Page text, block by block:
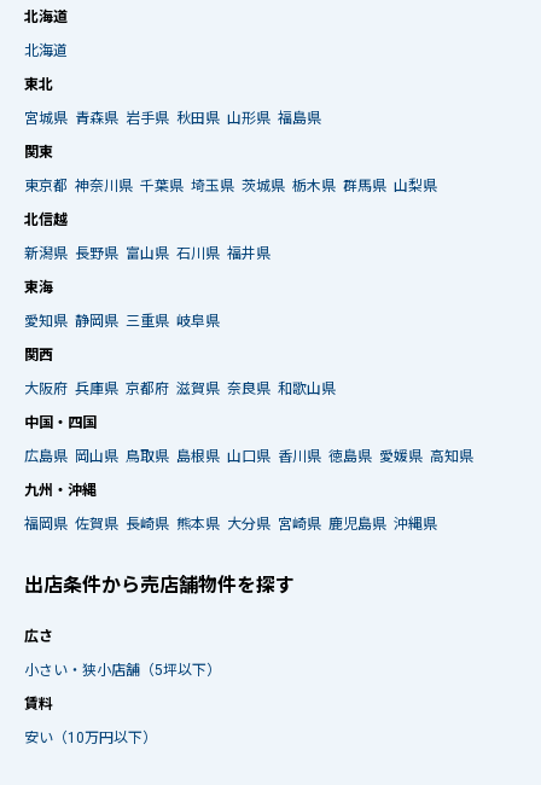
北海道
北海道
東北
宮城県 青森県 岩手県 秋田県 山形県 福島県
関東
東京都 神奈川県 千葉県 埼玉県 茨城県 栃木県 群馬県 山梨県
北信越
新潟県 長野県 富山県 石川県 福井県
東海
愛知県 静岡県 三重県 岐阜県
関西
大阪府 兵庫県 京都府 滋賀県 奈良県 和歌山県
中国・四国
広島県 岡山県 鳥取県 島根県 山口県 香川県 徳島県 愛媛県 高知県
九州・沖縄
福岡県 佐賀県 長崎県 熊本県 大分県 宮崎県 鹿児島県 沖縄県
出店条件から売店舗物件を探す
広さ
小さい・狭小店舗（5坪以下）
賃料
安い（10万円以下）